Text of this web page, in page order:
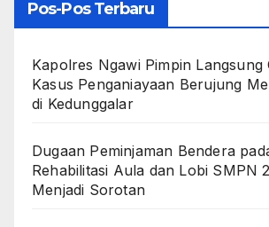
Pos-Pos Terbaru
Kapolres Ngawi Pimpin Langsung
Kasus Penganiayaan Berujung
di Kedunggalar
Dugaan Peminjaman Bendera
Rehabilitasi Aula dan Lobi SMPN
Menjadi Sorotan